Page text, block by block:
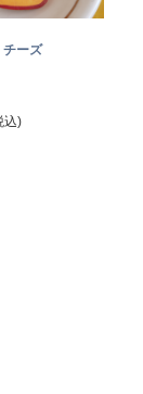
ーズ
込)